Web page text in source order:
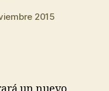
2015